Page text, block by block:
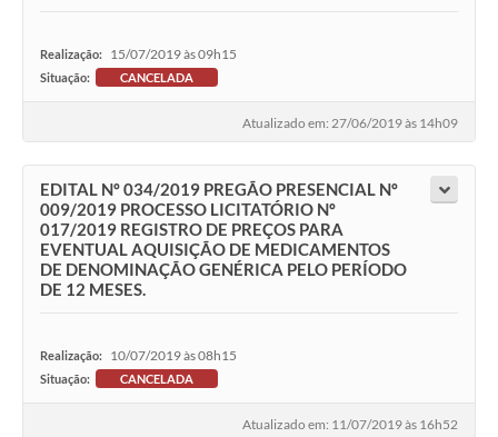
Realização: 15/07/2019 às 09h15
Situação: CANCELADA
Atualizado em: 27/06/2019 às 14h09
EDITAL Nº 034/2019 PREGÃO PRESENCIAL Nº
009/2019 PROCESSO LICITATÓRIO Nº
017/2019 REGISTRO DE PREÇOS PARA
EVENTUAL AQUISIÇÃO DE MEDICAMENTOS
DE DENOMINAÇÃO GENÉRICA PELO PERÍODO
DE 12 MESES.
Realização: 10/07/2019 às 08h15
Situação: CANCELADA
Atualizado em: 11/07/2019 às 16h52